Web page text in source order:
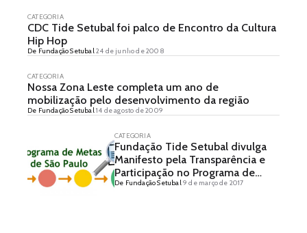
CATEGORIA
CDC Tide Setubal foi palco de Encontro da Cultura
Hip Hop
De Fundação Setubal24 de junho de 2008
CATEGORIA
Nossa Zona Leste completa um ano de
mobilização pelo desenvolvimento da região
De Fundação Setubal14 de agosto de 2009
CATEGORIA
Fundação Tide Setubal divulga
Manifesto pela Transparência e
Participação no Programa de
Metas
De Fundação Setubal9 de março de 2017